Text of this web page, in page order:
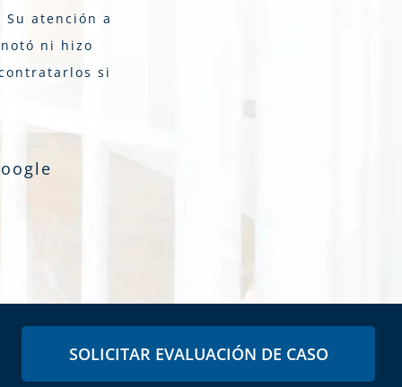
atención a
ni hizo
si
SOLICITAR EVALUACIÓN DE CASO